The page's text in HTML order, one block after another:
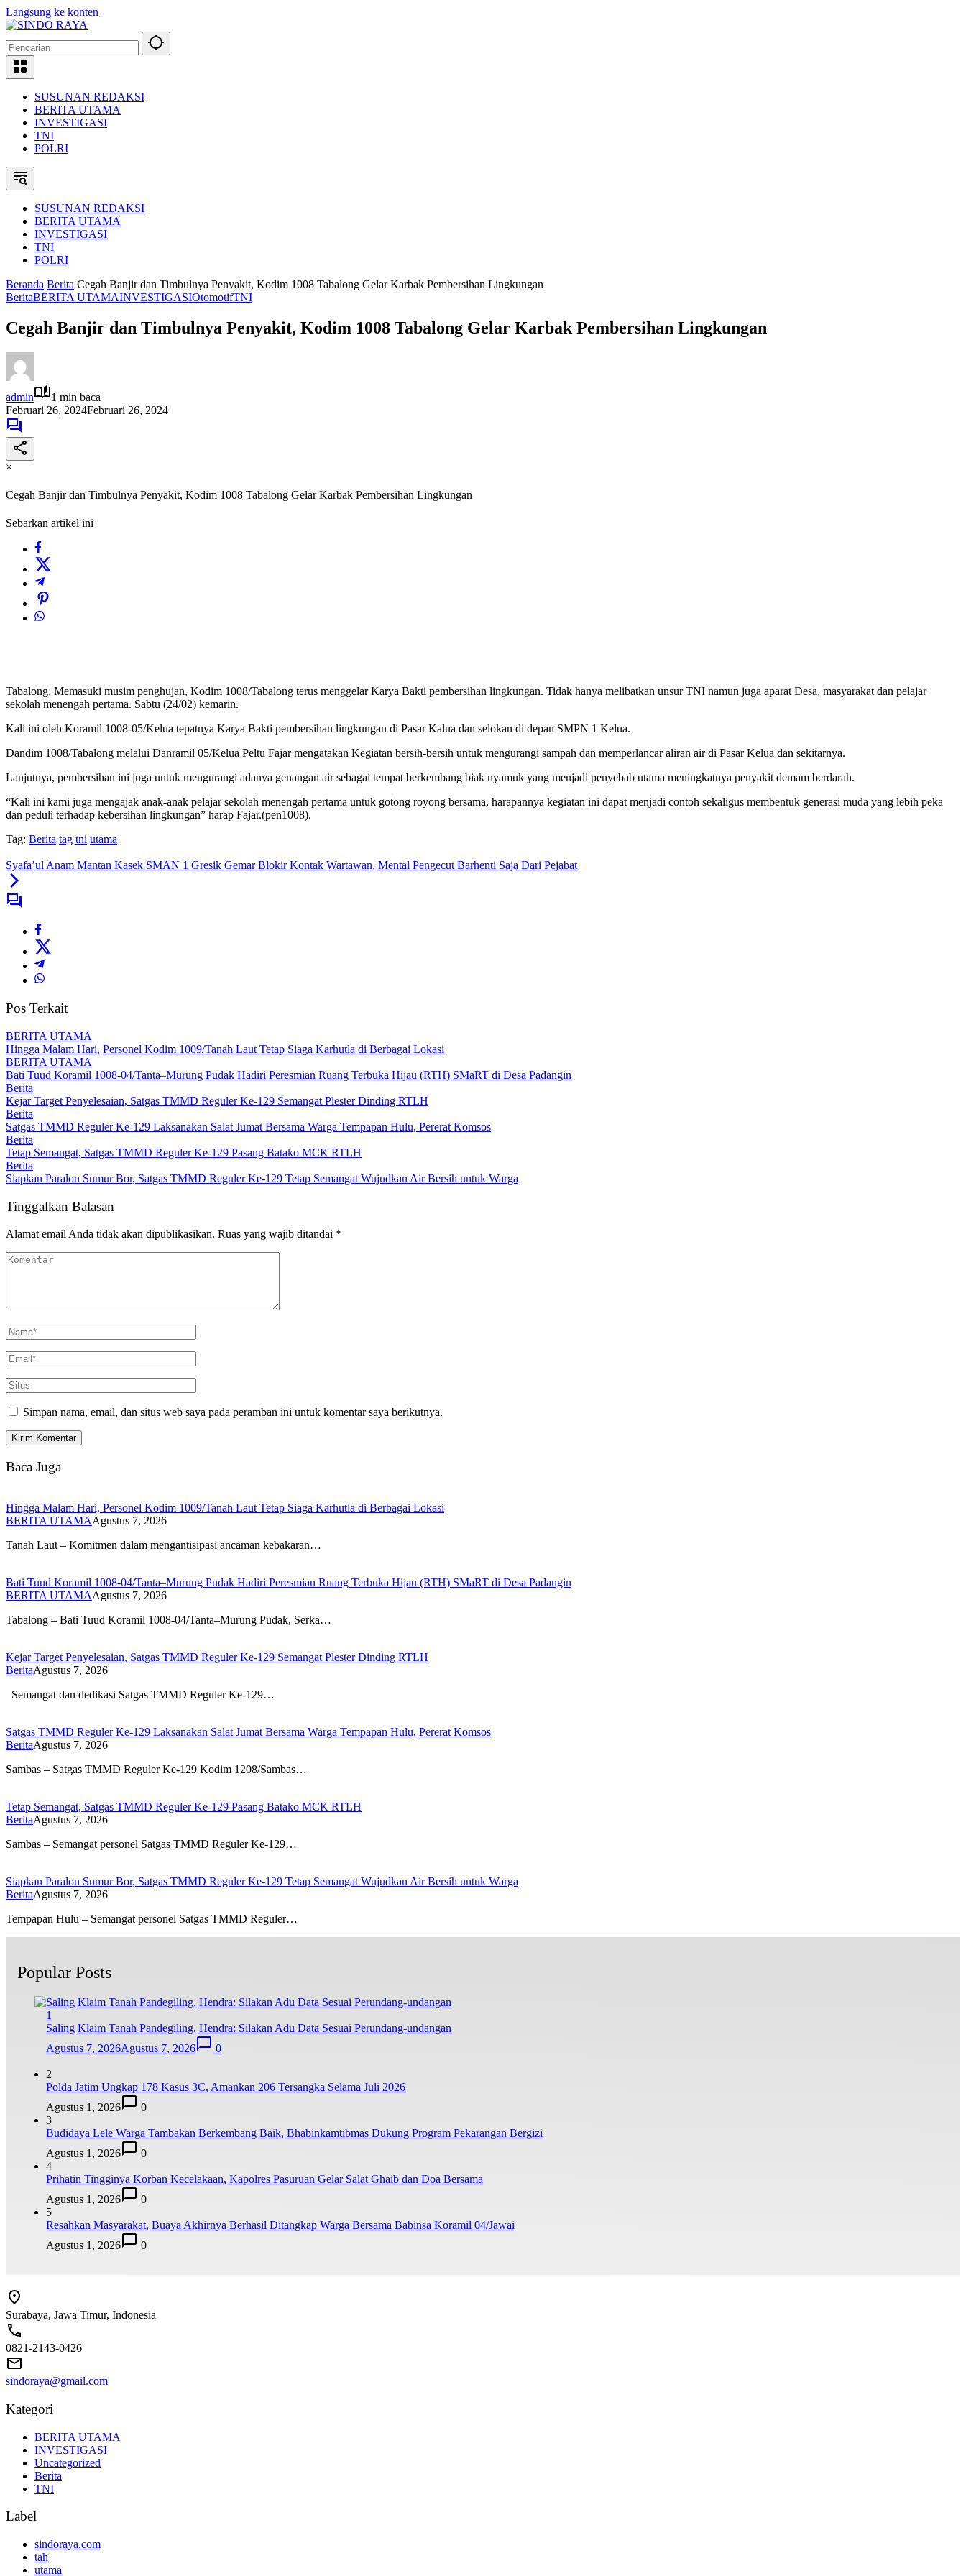
Langsung ke konten
SUSUNAN REDAKSI
BERITA UTAMA
INVESTIGASI
TNI
POLRI
SUSUNAN REDAKSI
BERITA UTAMA
INVESTIGASI
TNI
POLRI
Beranda Berita Cegah Banjir dan Timbulnya Penyakit, Kodim 1008 Tabalong Gelar Karbak Pembersihan Lingkungan
BeritaBERITA UTAMAINVESTIGASIOtomotifTNI
Cegah Banjir dan Timbulnya Penyakit, Kodim 1008 Tabalong Gelar Karbak Pembersihan Lingkungan
admin
1 min baca
Februari 26, 2024Februari 26, 2024
×
Cegah Banjir dan Timbulnya Penyakit, Kodim 1008 Tabalong Gelar Karbak Pembersihan Lingkungan
Sebarkan artikel ini
Tabalong. Memasuki musim penghujan, Kodim 1008/Tabalong terus menggelar Karya Bakti pembersihan lingkungan. Tidak hanya melibatkan unsur TNI namun juga aparat Desa, masyarakat dan pelajar
sekolah menengah pertama. Sabtu (24/02) kemarin.
Kali ini oleh Koramil 1008-05/Kelua tepatnya Karya Bakti pembersihan lingkungan di Pasar Kalua dan selokan di depan SMPN 1 Kelua.
Dandim 1008/Tabalong melalui Danramil 05/Kelua Peltu Fajar mengatakan Kegiatan bersih-bersih untuk mengurangi sampah dan memperlancar aliran air di Pasar Kelua dan sekitarnya.
Lanjutnya, pembersihan ini juga untuk mengurangi adanya genangan air sebagai tempat berkembang biak nyamuk yang menjadi penyebab utama meningkatnya penyakit demam berdarah.
“Kali ini kami juga mengajak anak-anak pelajar sekolah menengah pertama untuk gotong royong bersama, harapannya kegiatan ini dapat menjadi contoh sekaligus membentuk generasi muda yang lebih peka
dan peduli terhadap kebersihan lingkungan” harap Fajar.(pen1008).
Tag: Berita tag tni utama
Syafa’ul Anam Mantan Kasek SMAN 1 Gresik Gemar Blokir Kontak Wartawan, Mental Pengecut Barhenti Saja Dari Pejabat
Pos Terkait
BERITA UTAMA
Hingga Malam Hari, Personel Kodim 1009/Tanah Laut Tetap Siaga Karhutla di Berbagai Lokasi
BERITA UTAMA
Bati Tuud Koramil 1008-04/Tanta–Murung Pudak Hadiri Peresmian Ruang Terbuka Hijau (RTH) SMaRT di Desa Padangin
Berita
Kejar Target Penyelesaian, Satgas TMMD Reguler Ke-129 Semangat Plester Dinding RTLH
Berita
Satgas TMMD Reguler Ke-129 Laksanakan Salat Jumat Bersama Warga Tempapan Hulu, Pererat Komsos
Berita
Tetap Semangat, Satgas TMMD Reguler Ke-129 Pasang Batako MCK RTLH
Berita
Siapkan Paralon Sumur Bor, Satgas TMMD Reguler Ke-129 Tetap Semangat Wujudkan Air Bersih untuk Warga
Tinggalkan Balasan
Alamat email Anda tidak akan dipublikasikan. Ruas yang wajib ditandai *
Simpan nama, email, dan situs web saya pada peramban ini untuk komentar saya berikutnya.
Baca Juga
Hingga Malam Hari, Personel Kodim 1009/Tanah Laut Tetap Siaga Karhutla di Berbagai Lokasi
BERITA UTAMAAgustus 7, 2026
Tanah Laut – Komitmen dalam mengantisipasi ancaman kebakaran…
Bati Tuud Koramil 1008-04/Tanta–Murung Pudak Hadiri Peresmian Ruang Terbuka Hijau (RTH) SMaRT di Desa Padangin
BERITA UTAMAAgustus 7, 2026
Tabalong – Bati Tuud Koramil 1008-04/Tanta–Murung Pudak, Serka…
Kejar Target Penyelesaian, Satgas TMMD Reguler Ke-129 Semangat Plester Dinding RTLH
BeritaAgustus 7, 2026
Semangat dan dedikasi Satgas TMMD Reguler Ke-129…
Satgas TMMD Reguler Ke-129 Laksanakan Salat Jumat Bersama Warga Tempapan Hulu, Pererat Komsos
BeritaAgustus 7, 2026
Sambas – Satgas TMMD Reguler Ke-129 Kodim 1208/Sambas…
Tetap Semangat, Satgas TMMD Reguler Ke-129 Pasang Batako MCK RTLH
BeritaAgustus 7, 2026
Sambas – Semangat personel Satgas TMMD Reguler Ke-129…
Siapkan Paralon Sumur Bor, Satgas TMMD Reguler Ke-129 Tetap Semangat Wujudkan Air Bersih untuk Warga
BeritaAgustus 7, 2026
Tempapan Hulu – Semangat personel Satgas TMMD Reguler…
Popular Posts
1
Saling Klaim Tanah Pandegiling, Hendra: Silakan Adu Data Sesuai Perundang-undangan
Agustus 7, 2026Agustus 7, 2026 0
2
Polda Jatim Ungkap 178 Kasus 3C, Amankan 206 Tersangka Selama Juli 2026
Agustus 1, 2026
0
3
Budidaya Lele Warga Tambakan Berkembang Baik, Bhabinkamtibmas Dukung Program Pekarangan Bergizi
Agustus 1, 2026
0
4
Prihatin Tingginya Korban Kecelakaan, Kapolres Pasuruan Gelar Salat Ghaib dan Doa Bersama
Agustus 1, 2026
0
5
Resahkan Masyarakat, Buaya Akhirnya Berhasil Ditangkap Warga Bersama Babinsa Koramil 04/Jawai
Agustus 1, 2026
0
Surabaya, Jawa Timur, Indonesia
0821-2143-0426
sindoraya@gmail.com
Kategori
BERITA UTAMA
INVESTIGASI
Uncategorized
Berita
TNI
Label
sindoraya.com
tah
utama